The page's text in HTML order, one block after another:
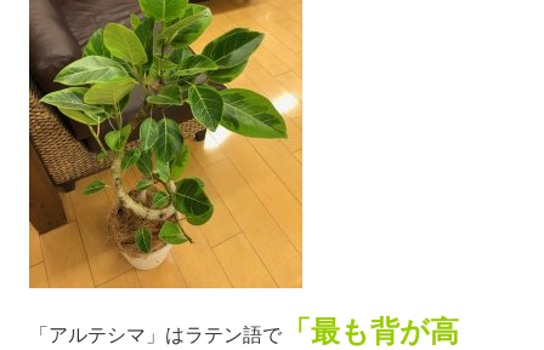
「アルテシマ」はラテン語で「最も背が高